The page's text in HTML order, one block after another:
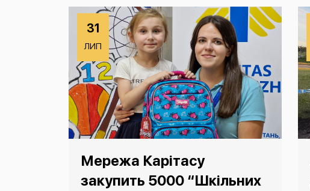
31
ЛИП
Мережа Карітасу
закупить 5000 “Шкільних